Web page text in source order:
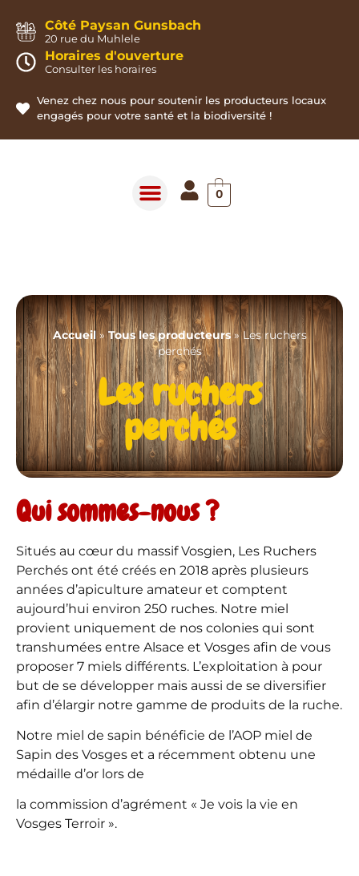
Côté Paysan Gunsbach
20 rue du Muhlele
Horaires d'ouverture
Consulter les horaires
Venez chez nous pour soutenir les producteurs locaux
engagés pour votre santé et la biodiversité !
0
Accueil»Tous les producteurs»Les ruchers
perchés
Les ruchers
perchés
Qui sommes-nous ?
Situés au cœur du massif Vosgien, Les Ruchers
Perchés ont été créés en 2018 après plusieurs
années d’apiculture amateur et comptent
aujourd’hui environ 250 ruches. Notre miel
provient uniquement de nos colonies qui sont
transhumées entre Alsace et Vosges afin de vous
proposer 7 miels différents. L’exploitation à pour
but de se développer mais aussi de se diversifier
afin d’élargir notre gamme de produits de la ruche.
Notre miel de sapin bénéficie de l’AOP miel de
Sapin des Vosges et a récemment obtenu une
médaille d’or lors de
la commission d’agrément « Je vois la vie en
Vosges Terroir ».